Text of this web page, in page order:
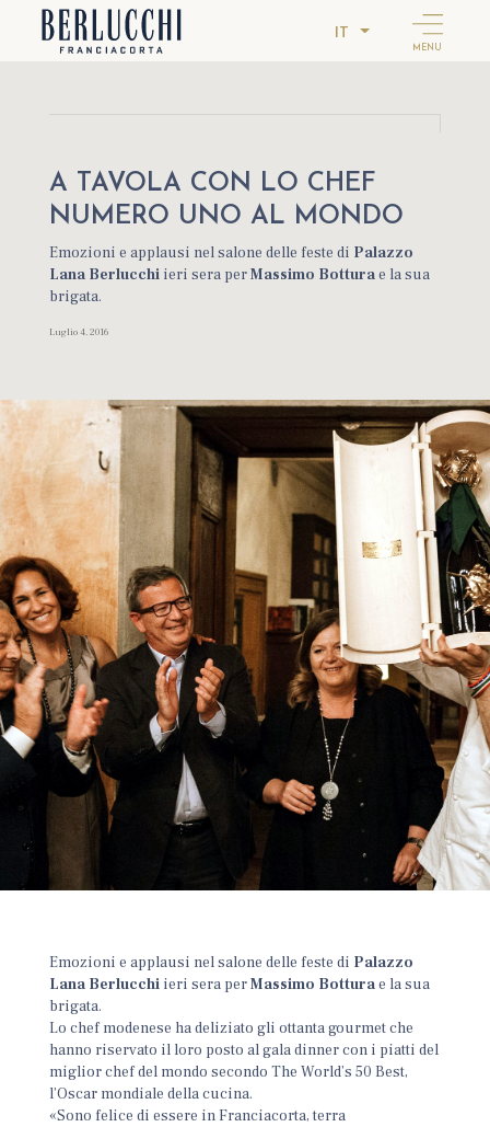
IT
MENU
A TAVOLA CON LO CHEF
NUMERO UNO AL MONDO
Emozioni e applausi nel salone delle feste di Palazzo
Lana Berlucchi ieri sera perMassimo Botturae la sua
brigata.
Luglio 4, 2016
Emozioni e applausi nel salone delle feste di Palazzo
Lana Berlucchi ieri sera perMassimo Botturae la sua
brigata.
Lo chef modenese ha deliziato gli ottanta gourmet che
hanno riservato il loro posto al gala dinner con i piatti del
miglior chef del mondo secondo The World’s 50 Best,
l’Oscar mondiale della cucina.
«Sono felice di essere in Franciacorta, terra